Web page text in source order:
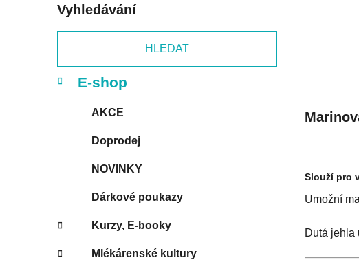
Vyhledávání
HLEDAT
kategorie
K
a
E-shop
AKCE
Doprodej
NOVINKY
Dárkové poukazy
Kurzy, E-booky
Mlékárenské kultury
Slouží pro
Umožní
Dutá jehla